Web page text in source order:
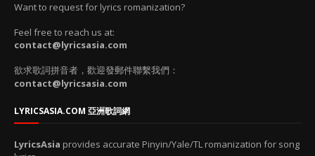
Want to request for lyrics romanization?
Feel free to reach us at:
contact@lyricsasia.com
欲求歌詞拼音者，歡迎發郵件聯繫我們：
contact@lyricsasia.com
LYRICSASIA.COM 亞洲歌詞網
LyricsAsia provides accurate Pinyin/Yale/TL romanization for song